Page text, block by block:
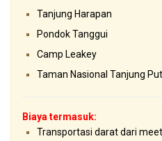
Tanjung Harapan
Pondok Tanggui
Camp Leakey
Taman Nasional Tanjung
Biaya termasuk:
Transportasi darat dari